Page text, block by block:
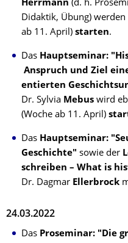
Herrmann (d. h.
Didaktik, Übung) werden
ab 11. April) starten.
Das Hauptseminar:
Anspruch und Ziel
entierten
Dr. Sylvia Mebus wird
(Woche ab 11. April)
Das Hauptseminar:
Geschichte" sowie der
schreiben – What is
Dr. Dagmar Ellerbrock
24.03.2022
Das Proseminar: "Die